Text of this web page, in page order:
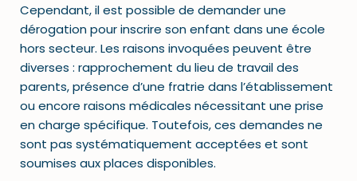
Cependant, il est possible de demander une
dérogation pour inscrire son enfant dans une école
hors secteur. Les raisons invoquées peuvent être
diverses : rapprochement du lieu de travail des
parents, présence d’une fratrie dans l’établissement
ou encore raisons médicales nécessitant une prise
en charge spécifique. Toutefois, ces demandes ne
sont pas systématiquement acceptées et sont
soumises aux places disponibles.